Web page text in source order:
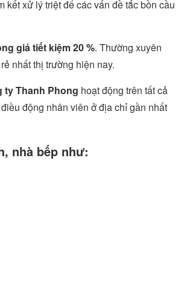
xử lý triệt để các vấn đề tắc bồn cầu
giá tiết kiệm 20 %. Thường xuyên
nhất thị trường hiện nay.
ty Thanh Phong hoạt động trên tất cả
động nhân viên ở địa chỉ gần nhất
nhà bếp như: